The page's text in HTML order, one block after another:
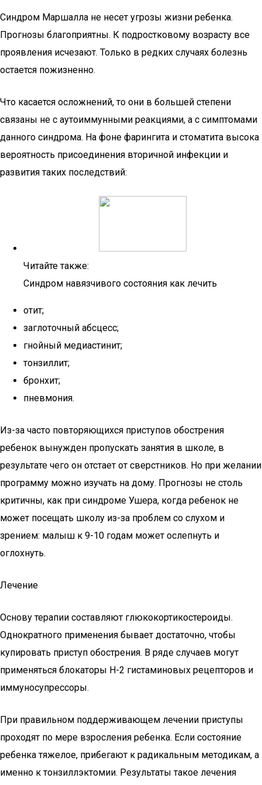
Синдром Маршалла не несет угрозы жизни ребенка.
Прогнозы благоприятны. К подростковому возрасту все
проявления исчезают. Только в редких случаях болезнь
остается пожизненно.
Что касается осложнений, то они в большей степени
связаны не с аутоиммунными реакциями, а с симптомами
данного синдрома. На фоне фарингита и стоматита высока
вероятность присоединения вторичной инфекции и
развития таких последствий:
Читайте также:
Синдром навязчивого состояния как лечить
отит;
заглоточный абсцесс;
гнойный медиастинит;
тонзиллит;
бронхит;
пневмония.
Из-за часто повторяющихся приступов обострения
ребенок вынужден пропускать занятия в школе, в
результате чего он отстает от сверстников. Но при желании
программу можно изучать на дому. Прогнозы не столь
критичны, как при синдроме Ушера, когда ребенок не
может посещать школу из-за проблем со слухом и
зрением: малыш к 9-10 годам может ослепнуть и
оглохнуть.
Лечение
Основу терапии составляют глюкокортикостероиды.
Однократного применения бывает достаточно, чтобы
купировать приступ обострения. В ряде случаев могут
применяться блокаторы Н-2 гистаминовых рецепторов и
иммуносупрессоры.
При правильном поддерживающем лечении приступы
проходят по мере взросления ребенка. Если состояние
ребенка тяжелое, прибегают к радикальным методикам, а
именно к тонзиллэктомии. Результаты такое лечения